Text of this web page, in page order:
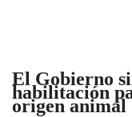
El Gobierno
habilitación
origen animal